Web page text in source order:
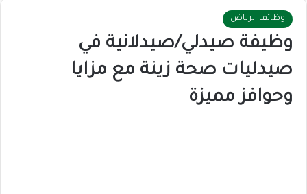
وظائف الرياض
وظيفة صيدلي/صيدلانية في
صيدليات صحة زينة مع مزايا
وحوافز مميزة